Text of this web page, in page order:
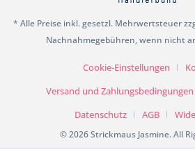
* Alle Preise inkl. gesetzl. Mehrwertsteuer
Nachnahmegebühren, wenn nicht
Cookie-Einstellungen
Versand und Zahlungsbedingungen
Datenschutz
AGB
© 2026 Strickmaus Jasmine. All